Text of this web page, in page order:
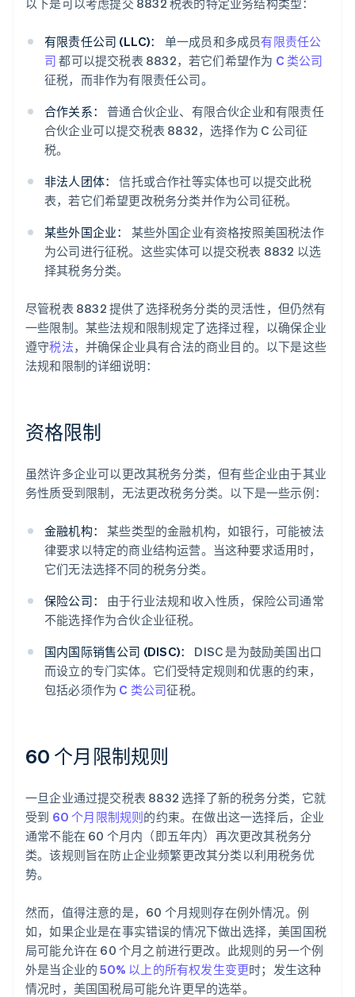
有限责任公司 (LLC)： 单一成员和多成员有限责任公
司 都可以提交税表 8832，若它们希望作为 C 类公司
征税，而非作为有限责任公司。
合作关系：
普通合伙企业、有限合伙企业和有限责任
合伙企业可以提交税表 8832，选择作为 C 公司征
税。
非法人团体：
信托或合作社等实体也可以提交此税
表，若它们希望更改税务分类并作为公司征税。
某些外国企业：
某些外国企业有资格按照美国税法作
为公司进行征税。这些实体可以提交税表 8832 以选
择其税务分类。
尽管税表 8832 提供了选择税务分类的灵活性，但仍然有
一些限制。某些法规和限制规定了选择过程，以确保企业
遵守税法，并确保企业具有合法的商业目的。以下是这些
法规和限制的详细说明：
资格限制
虽然许多企业可以更改其税务分类，但有些企业由于其业
务性质受到限制，无法更改税务分类。以下是一些示例：
金融机构：
某些类型的金融机构，如银行，可能被法
律要求以特定的商业结构运营。当这种要求适用时，
它们无法选择不同的税务分类。
保险公司：
由于行业法规和收入性质，保险公司通常
不能选择作为合伙企业征税。
国内国际销售公司 (DISC)：
DISC 是为鼓励美国出口
而设立的专门实体。它们受特定规则和优惠的约束，
包括必须作为 C 类公司征税。
60 个月限制规则
一旦企业通过提交税表 8832 选择了新的税务分类，它就
受到 60 个月限制规则的约束。在做出这一选择后，企业
通常不能在 60 个月内（即五年内）再次更改其税务分
类。该规则旨在防止企业频繁更改其分类以利用税务优
势。
然而，值得注意的是，60 个月规则存在例外情况。例
如，如果企业是在事实错误的情况下做出选择，美国国税
局可能允许在 60 个月之前进行更改。此规则的另一个例
外是当企业的50% 以上的所有权发生变更时；发生这种
情况时，美国国税局可能允许更早的选举。